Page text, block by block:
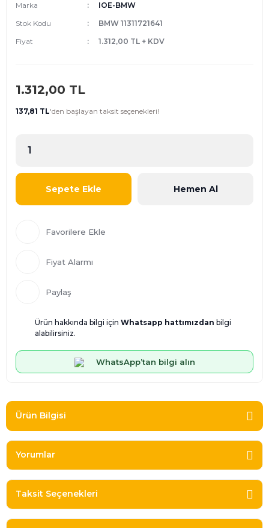
Marka
IOE-BMW
Stok Kodu
BMW 11311721641
Fiyat
1.312,00 TL + KDV
1.312,00 TL
137,81 TL'den başlayan taksit seçenekleri!
Sepete Ekle Hemen Al
Fiyat Alarmı
Paylaş
Ürün hakkında bilgi için Whatsapp hattımızdan bilgi
alabilirsiniz.
WhatsApp’tan bilgi alın
Ürün Bilgisi
Yorumlar
Taksit Seçenekleri